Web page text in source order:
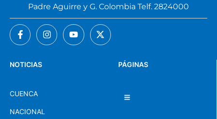
PÁGINAS
NOTICIAS
CUENCA
NACIONAL
Padre Aguirre y G. Colombia Telf. 2824000